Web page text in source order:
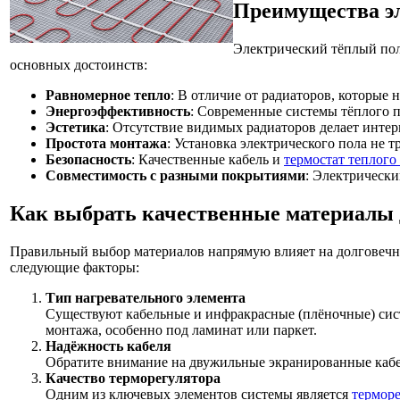
Преимущества
Электрический тёплый
основных достоинств:
Равномерное тепло: В отличие от радиаторов, которые
Энергоэффективность: Современные системы тёплого
Эстетика: Отсутствие видимых радиаторов делает
Простота монтажа: Установка электрического пола
Безопасность: Качественные кабель и термостат
Совместимость с разными покрытиями:
Как выбрать качественные материалы
Правильный выбор материалов напрямую влияет на
следующие факторы:
Тип нагревательного элемента
Существуют кабельные и инфракрасные (плёночные)
монтажа, особенно под ламинат или паркет.
Надёжность кабеля
Обратите внимание на двужильные экранированные
Качество терморегулятора
Одним из ключевых элементов системы является